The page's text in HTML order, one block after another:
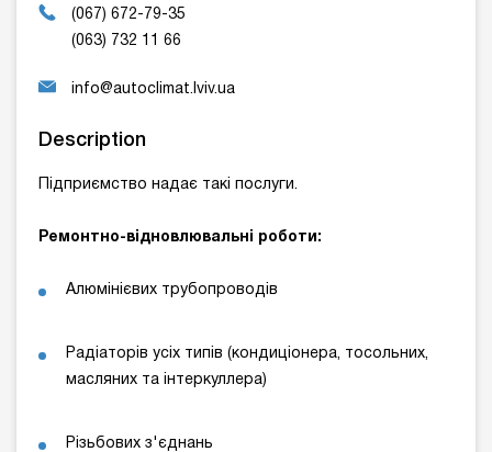
(067) 672-79-35
(063) 732 11 66
info@autoclimat.lviv.ua
Description
Підприємство надає такі послуги.
Ремонтно-відновлювальні роботи:
Алюмінієвих трубопроводів
Радіаторів усіх типів (кондиціонера, тосольних,
масляних та інтеркуллера)
Різьбових з'єднань